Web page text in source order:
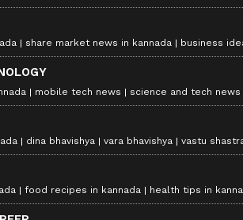
share market news in kannada business
mobile tech news science and tech news
dina bhavishya vara bhavishya vastu
food recipes in kannada health tips in